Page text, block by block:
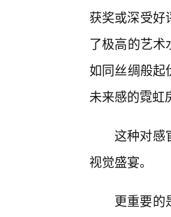
获奖或深受好
了极高的艺术
如同丝绸般起
未来感的霓虹
这种对感
视觉盛宴。
更重要的